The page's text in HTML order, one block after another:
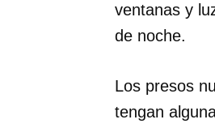
ventanas y
de noche.
Los presos
tengan